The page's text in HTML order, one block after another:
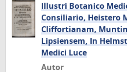
Illustri Botanico
Consiliario, Heistero
Cliffortianam,
Lipsiensem, In
Medici Luce
Autor